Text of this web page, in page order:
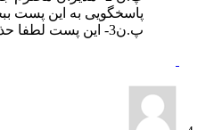
پاسخگویی به این پست
پ.ن3- این پست لطفا حذف شود